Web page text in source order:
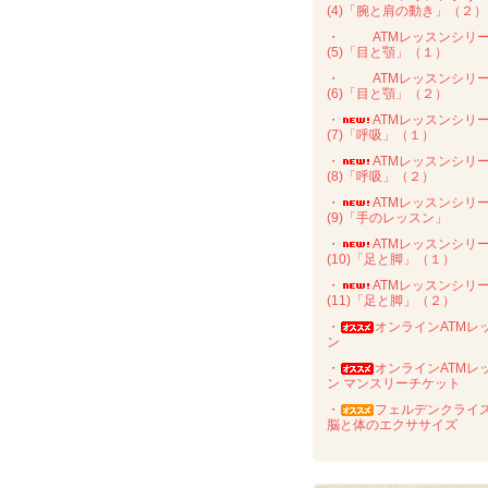
(4)「腕と肩の動き」（２）
・
ATMレッスンシリ
(5)「目と顎」（１）
・
ATMレッスンシリ
(6)「目と顎」（２）
・
ATMレッスンシリ
(7)「呼吸」（１）
・
ATMレッスンシリ
(8)「呼吸」（２）
・
ATMレッスンシリ
(9)「手のレッスン」
・
ATMレッスンシリ
(10)「足と脚」（１）
・
ATMレッスンシリ
(11)「足と脚」（２）
・
オンラインATMレ
ン
・
オンラインATMレ
ン マンスリーチケット
・
フェルデンクライ
脳と体のエクササイズ